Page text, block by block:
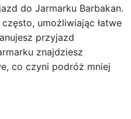
do Jarmarku Barbakan.
umożliwiając łatwe
przyjazd
znajdziesz
co czyni podróż mniej